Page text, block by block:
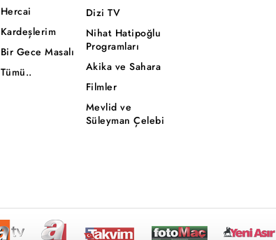
Hercai
Kardeşlerim
Bir Gece Masalı
Tümü..
Dizi TV
Nihat Hatipoğlu
Programları
Akika ve Sahara
Filmler
Mevlid ve
Süleyman Çelebi